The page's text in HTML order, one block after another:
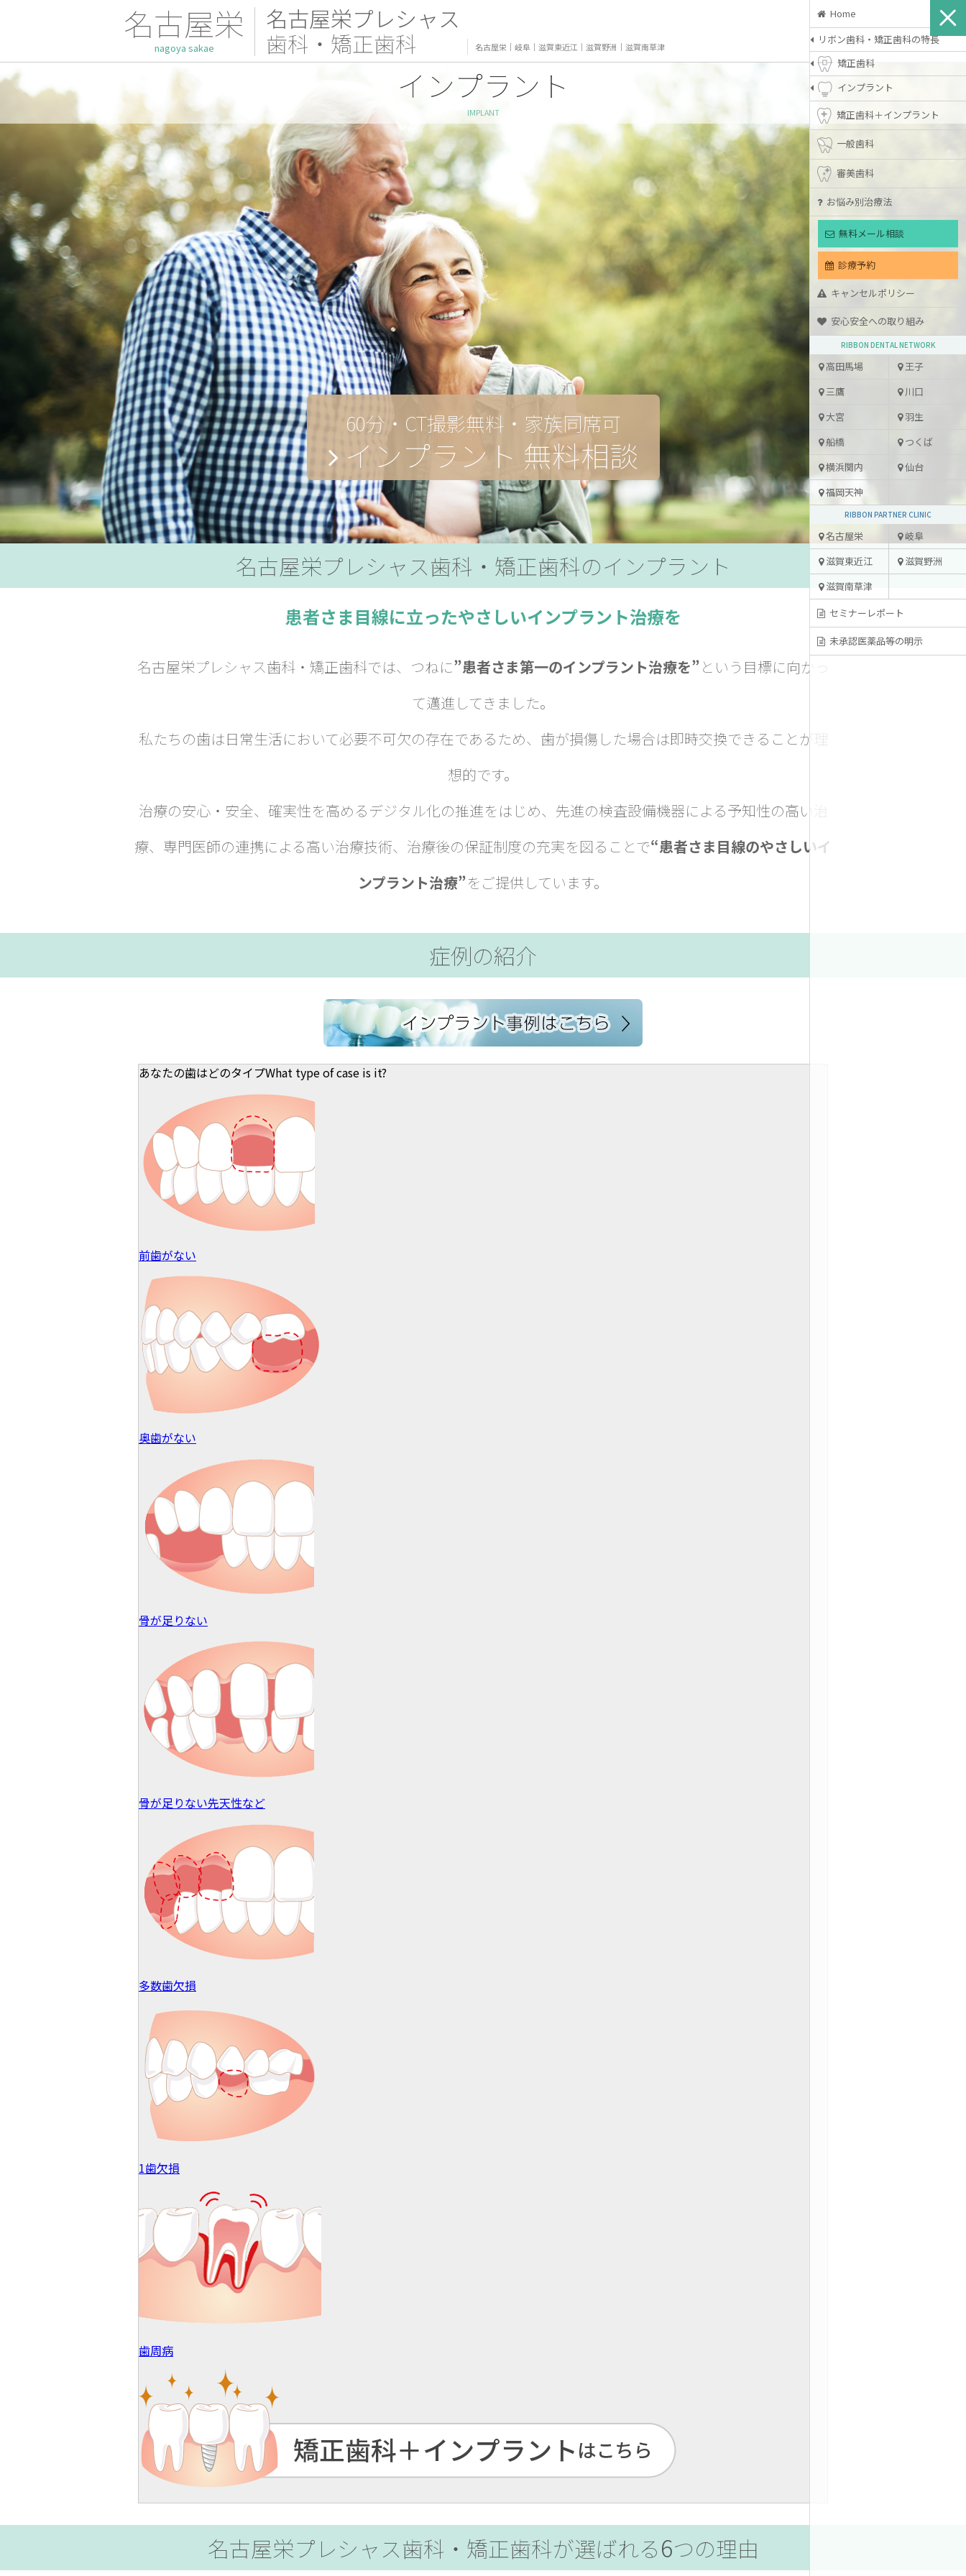
Home
リボン歯科・矯正歯科の特長
矯正歯科
インプラント
矯正歯科＋インプラント
一般歯科
審美歯科
お悩み別治療法
無料メール相談
診療予約
キャンセルポリシー
安心安全への取り組み
RIBBON DENTAL NETWORK
高田馬場
王子
三鷹
川口
大宮
羽生
船橋
つくば
横浜関内
仙台
福岡天神
RIBBON PARTNER CLINIC
名古屋栄
岐阜
滋賀東近江
滋賀野洲
滋賀南草津
セミナーレポート
未承認医薬品等の明示
名古屋栄
nagoya sakae
名古屋栄プレシャス
歯科・矯正歯科 名古屋栄 ｜ 岐阜 ｜ 滋賀東近江 ｜ 滋賀野洲 ｜ 滋賀南草津
インプラント
IMPLANT
60分・CT撮影無料・家族同席可
インプラント 無料相談
名古屋栄プレシャス歯科・矯正歯科のインプラント
患者さま目線に立ったやさしいインプラント治療を
名古屋栄プレシャス歯科・矯正歯科では、つねに”患者さま第一のインプラント治療を”という目標に向かっ
て邁進してきました。
私たちの歯は日常生活において必要不可欠の存在であるため、歯が損傷した場合は即時交換できることが理
想的です。
治療の安心・安全、確実性を高めるデジタル化の推進をはじめ、先進の検査設備機器による予知性の高い治
療、専門医師の連携による高い治療技術、治療後の保証制度の充実を図ることで“患者さま目線のやさしいイ
ンプラント治療”をご提供しています。
症例の紹介
あなたの歯はどのタイプWhat type of case is it?
前歯がない
奥歯がない
骨が足りない
骨が足りない先天性など
多数歯欠損
1歯欠損
歯周病
名古屋栄プレシャス歯科・矯正歯科が選ばれる6つの理由